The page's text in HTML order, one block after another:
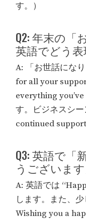
す。）
Q2: 年末の「
英語でどう
A: 「お世話にな
for all your
everything
す。ビジネスシ
continued support
Q3: 英語で「
うございま
A: 英語では
します。また、
Wishing you a